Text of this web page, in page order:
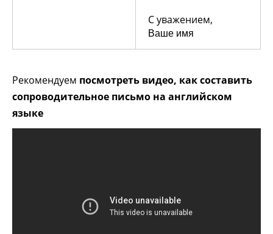
С уважением,
Ваше имя
Рекомендуем посмотреть видео, как составить
сопроводительное письмо на английском
языке